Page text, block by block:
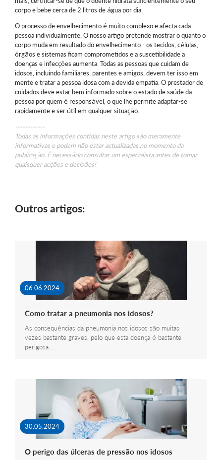
corpo e bebe cerca de 2 litros de água por dia.
O processo de envelhecimento é muito complexo e afecta cada
pessoa individualmente. O nosso artigo pretende mostrar o quanto o
corpo muda em resultado do envelhecimento - os tecidos, células,
órgãos e sistemas ficam comprometidos e a suscetibilidade a
doenças e infecções aumenta. Todas as pessoas que cuidam de
idosos, incluindo familiares, parentes e amigos, devem ter isso em
mente e tratar a pessoa idosa com a devida empatia. O prestador de
cuidados deve estar bem informado sobre o estado de saúde da
pessoa por quem é responsável, o que lhe permite adaptar-se
rapidamente e ser útil em qualquer situação.
------------
Todas as informações contidas neste artigo são meramente
informativas e podem não estar actualizadas no momento da
publicação. É necessário consultar um especialista antes de tomar
quaisquer acções e decisões!
Outros artigos:
06.06.2024
Como tratar a pneumonia nos idosos?
As consequências da pneumonia nos idosos são muitas
vezes bastante graves, pelo que esta doença é bastante
perigosa…
30.05.2024
O perigo das úlceras de pressão nos idosos